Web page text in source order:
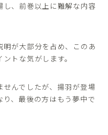
、前巻以上に難解な内容
が大部分を占め、このあ
トな気がします。
んでしたが、揚羽が登場
り、最後の方はもう夢中で